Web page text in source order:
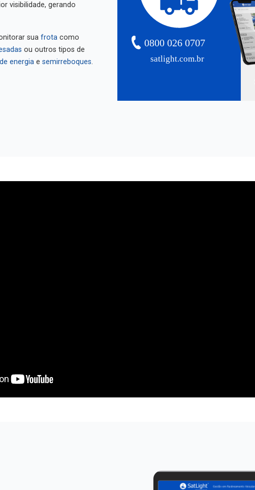
visibilidade, gerando
sua frota como
ou outros tipos de
energia e semirreboques. satlight.com.br
0800 026 0707